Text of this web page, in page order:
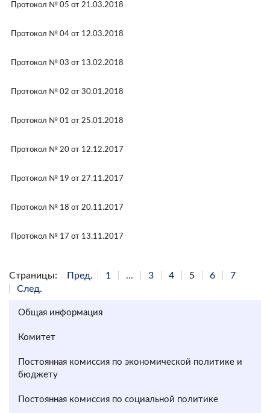
Протокол № 05 от 21.03.2018
Протокол № 04 от 12.03.2018
Протокол № 03 от 13.02.2018
Протокол № 02 от 30.01.2018
Протокол № 01 от 25.01.2018
Протокол № 20 от 12.12.2017
Протокол № 19 от 27.11.2017
Протокол № 18 от 20.11.2017
Протокол № 17 от 13.11.2017
Страницы: Пред. 1 ... 3 4 5 6
7
След.
Общая информация
Комитет
Постоянная комиссия по экономической политике и
бюджету
Постоянная комиссия по социальной политике